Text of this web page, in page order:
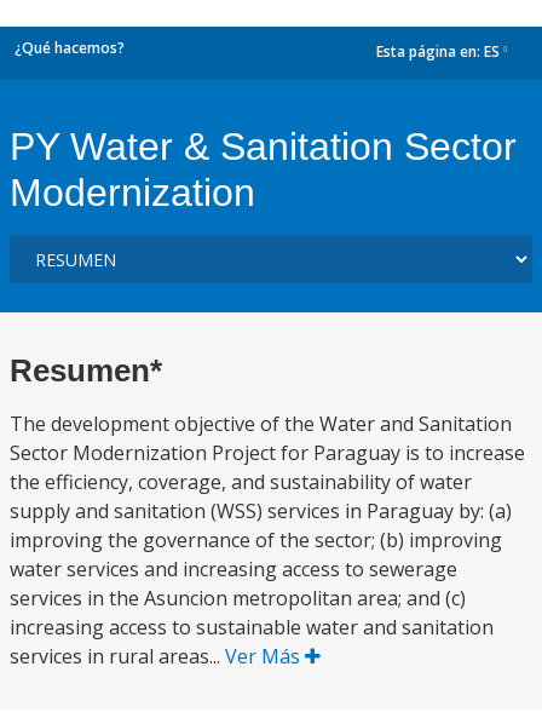
¿Qué hacemos? Esta página en: ES
PY Water & Sanitation Sector
Modernization
Resumen*
The development objective of the Water and Sanitation
Sector Modernization Project for Paraguay is to increase
the efficiency, coverage, and sustainability of water
supply and sanitation (WSS) services in Paraguay by: (a)
improving the governance of the sector; (b) improving
water services and increasing access to sewerage
services in the Asuncion metropolitan area; and (c)
increasing access to sustainable water and sanitation
services in rural areas... Ver Más